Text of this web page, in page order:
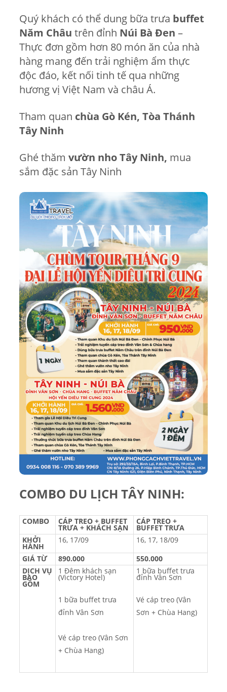
Quý khách có thể dung bữa trưa buffet
Năm Châu trên đỉnh Núi Bà Đen –
Thực đơn gồm hơn 80 món ăn của nhà
hàng mang đến trải nghiệm ẩm thực
độc đáo, kết nối tinh tế qua những
hương vị Việt Nam và châu Á.
Tham quan chùa Gò Kén, Tòa Thánh
Tây Ninh
Ghé thăm vườn nhoTây Ninh, mua
sắm đặc sản Tây Ninh
COMBO DU LỊCH TÂY NINH:
COMBO CÁP TREO + BUFFET
TRƯA + KHÁCH SẠN
CÁP TREO +
BUFFET TRƯA
KHỞI
HÀNH
16, 17/09 16, 17, 18/09
GIÁ TỪ 890.000
550.000
DỊCH VỤ
BAO
GỒM
1 Đêm khách sạn
(Victory Hotel)
1 bữa buffet trưa
đỉnh Vân Sơn
Vé cáp treo (Vân Sơn
+ Chùa Hang)
1 bữa buffet trưa
đỉnh Vân Sơn
Vé cáp treo (Vân
Sơn + Chùa Hang)